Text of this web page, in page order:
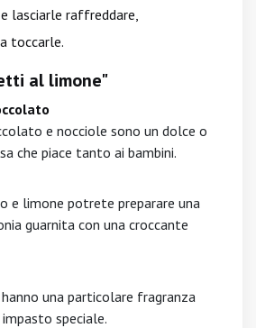
lasciarle raffreddare,
toccarle.
al limone"
e nocciole sono un dolce o
che piace tanto ai bambini.
e limone potrete preparare una
guarnita con una croccante
una particolare fragranza
speciale.